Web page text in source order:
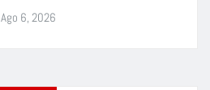
Ago 6, 2026